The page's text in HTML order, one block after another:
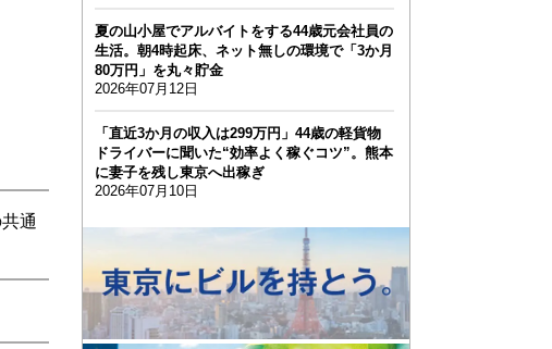
通
夏の山小屋でアルバイトをする44歳元会社員の
生活。朝4時起床、ネット無しの環境で「3か月
80万円」を丸々貯金
2026年07月12日
「直近3か月の収入は299万円」44歳の軽貨物
ドライバーに聞いた“効率よく稼ぐコツ”。熊本
に妻子を残し東京へ出稼ぎ
2026年07月10日